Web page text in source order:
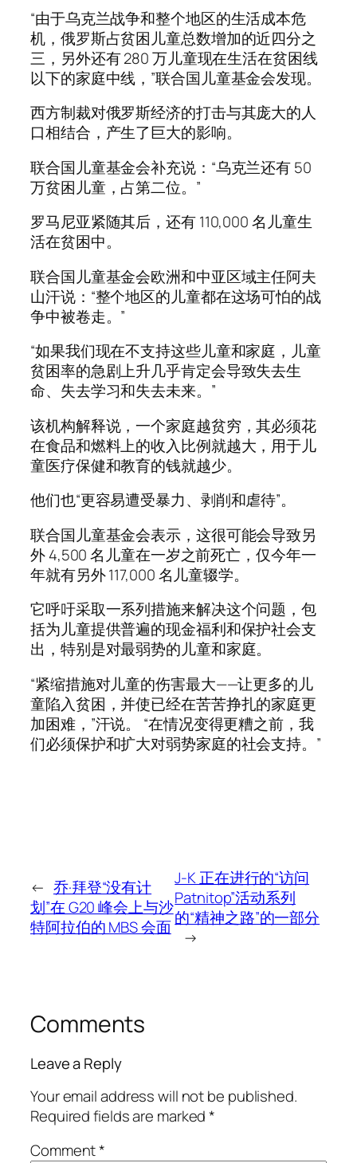
“由于乌克兰战争和整个地区的生活成本危
机，俄罗斯占贫困儿童总数增加的近四分之
三，另外还有 280 万儿童现在生活在贫困线
以下的家庭中线，”联合国儿童基金会发现。
西方制裁对俄罗斯经济的打击与其庞大的人
口相结合，产生了巨大的影响。
联合国儿童基金会补充说：“乌克兰还有 50
万贫困儿童，占第二位。”
罗马尼亚紧随其后，还有 110,000 名儿童生
活在贫困中。
联合国儿童基金会欧洲和中亚区域主任阿夫
山汗说：“整个地区的儿童都在这场可怕的战
争中被卷走。”
“如果我们现在不支持这些儿童和家庭，儿童
贫困率的急剧上升几乎肯定会导致失去生
命、失去学习和失去未来。”
该机构解释说，一个家庭越贫穷，其必须花
在食品和燃料上的收入比例就越大，用于儿
童医疗保健和教育的钱就越少。
他们也“更容易遭受暴力、剥削和虐待”。
联合国儿童基金会表示，这很可能会导致另
外 4,500 名儿童在一岁之前死亡，仅今年一
年就有另外 117,000 名儿童辍学。
它呼吁采取一系列措施来解决这个问题，包
括为儿童提供普遍的现金福利和保护社会支
出，特别是对最弱势的儿童和家庭。
“紧缩措施对儿童的伤害最大——让更多的儿
童陷入贫困，并使已经在苦苦挣扎的家庭更
加困难，”汗说。 “在情况变得更糟之前，我
们必须保护和扩大对弱势家庭的社会支持。”
← 乔·拜登“没有计
划”在 G20 峰会上与沙
特阿拉伯的 MBS 会面
J-K 正在进行的“访问
Patnitop”活动系列
的“精神之路”的一部分
→
Comments
Leave a Reply
Your email address will not be published.
Required fields are marked*
Comment*